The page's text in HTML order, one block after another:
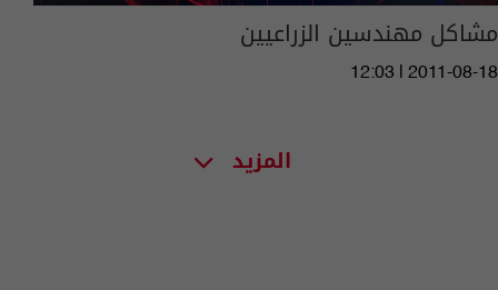
مشاكل مهندسين الزراعيين
12:03 | 2011-08-18
المزيد